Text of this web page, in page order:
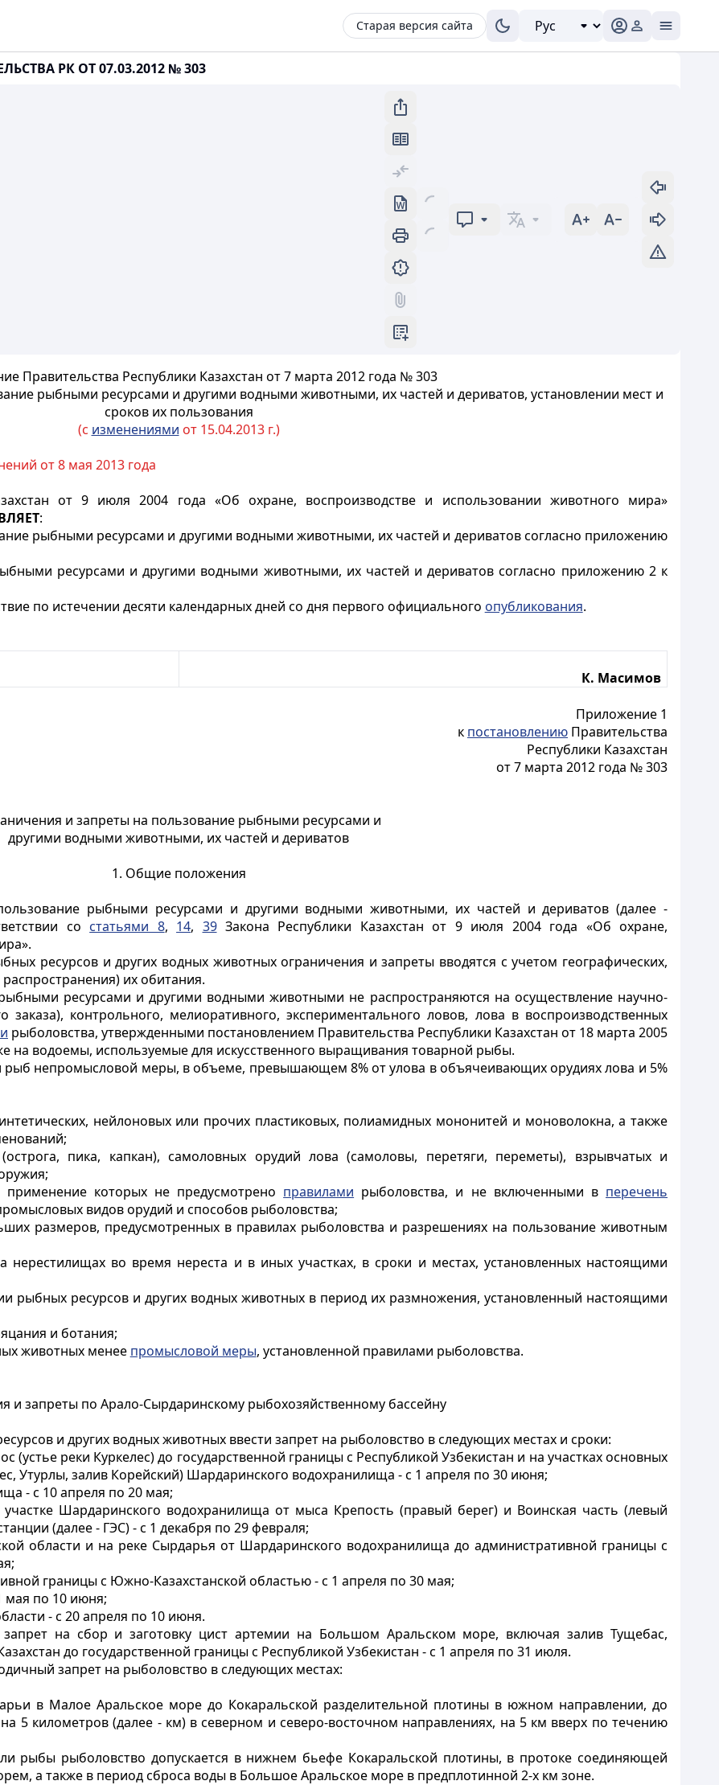
Старая версия сайта
РК ОТ 07.03.2012 № 303
Правительства Республики Казахстан от 7 марта 2012 года № 303
рыбными ресурсами и другими водными животными, их частей и дериватов, установлении мест и
сроков их пользования
(с изменениями от 15.04.2013 г.)
от 8 мая 2013 года
от 9 июля 2004 года «Об охране, воспроизводстве и использовании животного мира»
:
рыбными ресурсами и другими водными животными, их частей и дериватов согласно приложению
ресурсами и другими водными животными, их частей и дериватов согласно приложению 2 к
по истечении десяти календарных дней со дня первого официального опубликования.
К. Масимов
Приложение 1
к постановлению Правительства
Республики Казахстан
от 7 марта 2012 года № 303
и запреты на пользование рыбными ресурсами и
другими водными животными, их частей и дериватов
1. Общие положения
рыбными ресурсами и другими водными животными, их частей и дериватов (далее -
со статьями 8, 14, 39Закона Республики Казахстан от 9 июля 2004 года «Об охране,
ресурсов и других водных животных ограничения и запреты вводятся с учетом географических,
их обитания.
ресурсами и другими водными животными не распространяются на осуществление научно-
заказа), контрольного, мелиоративного, экспериментального ловов, лова в воспроизводственных
рыболовства, утвержденными постановлением Правительства Республики Казахстан от 18 марта 2005
на водоемы, используемые для искусственного выращивания товарной рыбы.
рыб непромысловой меры, в объеме, превышающем 8% от улова в объячеивающих орудиях лова и 5%
нейлоновых или прочих пластиковых, полиамидных мононитей и моноволокна, а также
пика, капкан), самоловных орудий лова (самоловы, перетяги, переметы), взрывчатых и
которых не предусмотрено правилами рыболовства, и не включенными в перечень
видов орудий и способов рыболовства;
размеров, предусмотренных в правилах рыболовства и разрешениях на пользование животным
во время нереста и в иных участках, в сроки и местах, установленных настоящими
рыбных ресурсов и других водных животных в период их размножения, установленный настоящими
и ботания;
животных менее промысловой меры, установленной правилами рыболовства.
и запреты по Арало-Сырдаринскому рыбохозяйственному бассейну
и других водных животных ввести запрет на рыболовство в следующих местах и сроки:
(устье реки Куркелес) до государственной границы с Республикой Узбекистан и на участках основных
Утурлы, залив Корейский) Шардаринского водохранилища - с 1 апреля по 30 июня;
- с 10 апреля по 20 мая;
Шардаринского водохранилища от мыса Крепость (правый берег) и Воинская часть (левый
(далее - ГЭС) - с 1 декабря по 29 февраля;
области и на реке Сырдарья от Шардаринского водохранилища до административной границы с
границы с Южно-Казахстанской областью - с 1 апреля по 30 мая;
мая по 10 июня;
- с 20 апреля по 10 июня.
на сбор и заготовку цист артемии на Большом Аральском море, включая залив Тущебас,
до государственной границы с Республикой Узбекистан - с 1 апреля по 31 июля.
запрет на рыболовство в следующих местах:
в Малое Аральское море до Кокаральской разделительной плотины в южном направлении, до
5 километров (далее - км) в северном и северо-восточном направлениях, на 5 км вверх по течению
рыбы рыболовство допускается в нижнем бьефе Кокаральской плотины, в протоке соединяющей
а также в период сброса воды в Большое Аральское море в предплотинной 2-х км зоне.